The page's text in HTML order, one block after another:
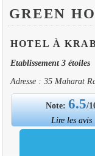
GREEN
HOTEL À
Etablissement 3 étoiles
Adresse : 35 Maharat
Note:6.5/
Lire les avis